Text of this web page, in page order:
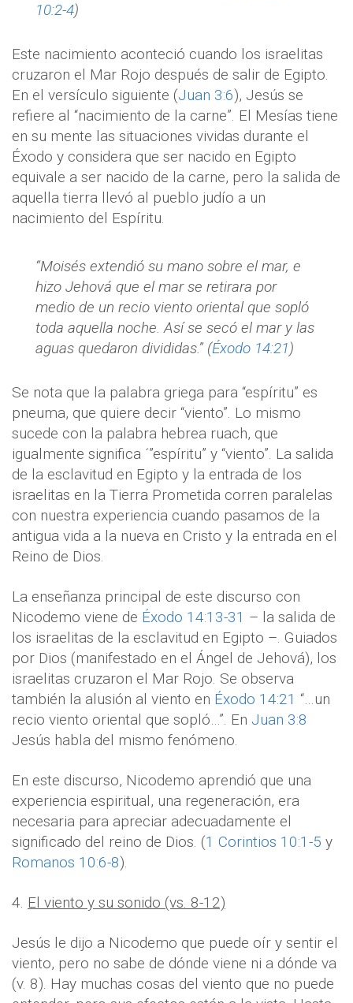
10:2-4)
Este nacimiento aconteció cuando los israelitas
cruzaron el Mar Rojo después de salir de Egipto.
En el versículo siguiente (Juan 3:6), Jesús se
refiere al “nacimiento de la carne”. El Mesías tiene
en su mente las situaciones vividas durante el
Éxodo y considera que ser nacido en Egipto
equivale a ser nacido de la carne, pero la salida de
aquella tierra llevó al pueblo judío a un
nacimiento del Espíritu.
“Moisés extendió su mano sobre el mar, e
hizo Jehová que el mar se retirara por
medio de un recio viento oriental que sopló
toda aquella noche. Así se secó el mar y las
aguas quedaron divididas.” (Éxodo 14:21)
Se nota que la palabra griega para “espíritu” es
pneuma, que quiere decir “viento”. Lo mismo
sucede con la palabra hebrea ruach, que
igualmente significa ´”espíritu” y “viento”. La salida
de la esclavitud en Egipto y la entrada de los
israelitas en la Tierra Prometida corren paralelas
con nuestra experiencia cuando pasamos de la
antigua vida a la nueva en Cristo y la entrada en el
Reino de Dios.
La enseñanza principal de este discurso con
Nicodemo viene de Éxodo 14:13-31 – la salida de
los israelitas de la esclavitud en Egipto –. Guiados
por Dios (manifestado en el Ángel de Jehová), los
israelitas cruzaron el Mar Rojo. Se observa
también la alusión al viento en Éxodo 14:21 “…un
recio viento oriental que sopló…”. En Juan 3:8
Jesús habla del mismo fenómeno.
En este discurso, Nicodemo aprendió que una
experiencia espiritual, una regeneración, era
necesaria para apreciar adecuadamente el
significado del reino de Dios. (1 Corintios 10:1-5 y
Romanos 10:6-8).
4. El viento y su sonido (vs. 8-12)
Jesús le dijo a Nicodemo que puede oír y sentir el
viento, pero no sabe de dónde viene ni a dónde va
(v. 8). Hay muchas cosas del viento que no puede